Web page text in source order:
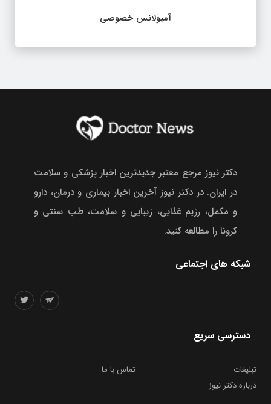
آمبولانس خصوصی
دکتر نیوز مرجع معتبر جدیدترین اخبار پزشکی و سلامت
در ایران. در دکتر نیوز آخرین اخبار بیماری و درمان، دارو
و مکمل، رژیم غذایی، زیبایی و سلامت، طب سنتی و
کرونا را مطالعه کنید.
شبکه های اجتماعی
دسترسی سریع
تبلیغات
تماس با ما
درباره دکتر نیوز